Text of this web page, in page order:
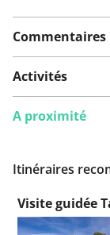
Commentaires
Activités
A proximité
Itinéraires
Visite guidée